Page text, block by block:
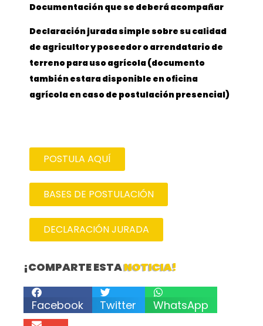
Documentación que se deberá acompañar
Declaración jurada simple sobre su calidad
de agricultor y poseedor o arrendatario de
terreno para uso agrícola (documento
también estara disponible en oficina
agrícola en caso de postulación presencial)
POSTULA AQUÍ
BASES DE POSTULACIÓN
DECLARACIÓN JURADA
¡COMPARTE ESTANOTICIA!
Facebook Twitter WhatsApp